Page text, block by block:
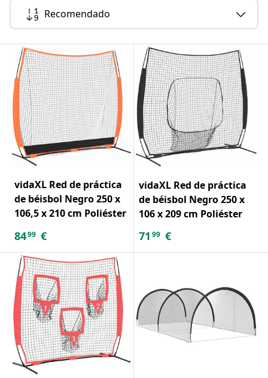
Recomendado
vidaXL Red de práctica
de béisbol Negro 250 x
106,5 x 210 cm Poliéster
8499 €
vidaXL Red de práctica
de béisbol Negro 250 x
106 x 209 cm Poliéster
71 99 €